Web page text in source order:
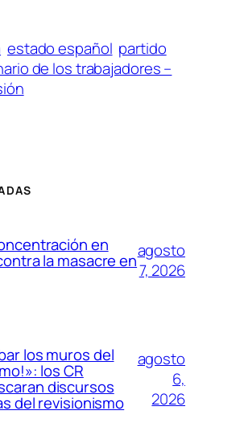
estado español partido
de los trabajadores –
en
la masacre enagosto
7, 2026
los muros del
los CR
discursos
del revisionismo
agosto
6,
2026